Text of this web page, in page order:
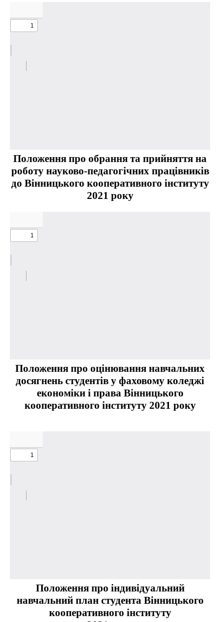
Положення про обрання та прийняття на
роботу науково-педагогічних працівників
до Вінницького кооперативного інституту
2021 року
Положення про оцінювання навчальних
досягнень студентів у фаховому коледжі
економіки і права Вінницького
кооперативного інституту 2021 року
Положення про індивідуальний
навчальний план студента Вінницького
кооперативного інституту